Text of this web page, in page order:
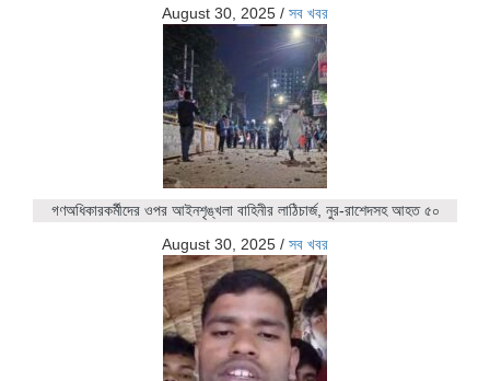
August 30, 2025 / সব খবর
গণঅধিকারকর্মীদের ওপর আইনশৃঙ্খলা বাহিনীর লাঠিচার্জ, নুর-রাশেদসহ আহত ৫০
August 30, 2025 / সব খবর